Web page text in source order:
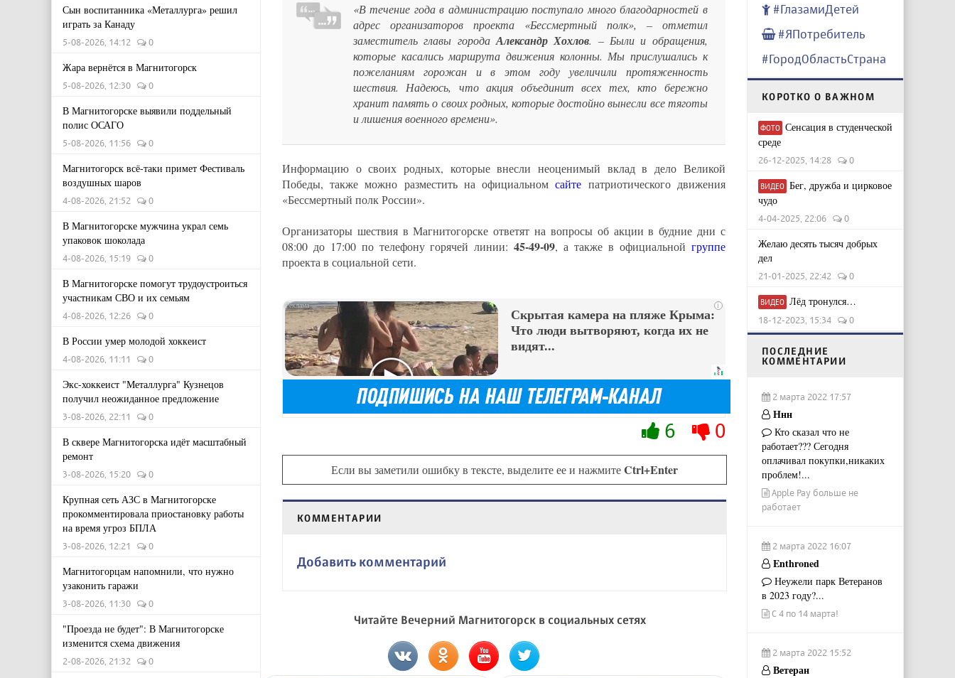
Сын воспитанника «Металлурга» решил
играть за Канаду
5-08-2026, 14:12 0
Жара вернётся в Магнитогорск
5-08-2026, 12:30 0
В Магнитогорске выявили поддельный
полис ОСАГО
5-08-2026, 11:56 0
Магнитогорск всё-таки примет Фестиваль
воздушных шаров
4-08-2026, 21:52 0
В Магнитогорске мужчина украл семь
упаковок шоколада
4-08-2026, 15:19 0
В Магнитогорске помогут трудоустроиться
участникам СВО и их семьям
4-08-2026, 12:26 0
В России умер молодой хоккеист
4-08-2026, 11:11 0
Экс-хоккеист "Металлурга" Кузнецов
получил неожиданное предложение
3-08-2026, 22:11 0
В сквере Магнитогорска идёт масштабный
ремонт
3-08-2026, 15:20 0
Крупная сеть АЗС в Магнитогорске
прокомментировала приостановку работы
на время угроз БПЛА
3-08-2026, 12:21 0
Магнитогорцам напомнили, что нужно
узаконить гаражи
3-08-2026, 11:30 0
"Проезда не будет": В Магнитогорске
изменится схема движения
2-08-2026, 21:32 0
«В течение года в администрацию поступало много благодарностей в
адрес организаторов проекта «Бессмертный полк», – отметил
заместитель главы городаАлександр Хохлов. – Были и обращения,
которые касались маршрута движения колонны. Мы прислушались к
пожеланиям горожан и в этом году увеличили протяженность
шествия. Надеюсь, что акция объединит всех тех, кто бережно
хранит память о своих родных, которые достойно вынесли все тяготы
и лишения военного времени».
Информацию о своих родных, которые внесли неоценимый вклад в дело Великой
Победы, также можно разместить на официальномсайте патриотического движения
«Бессмертный полк России».
Организаторы шествия в Магнитогорске ответят на вопросы об акции в будние дни с
08:00 до 17:00 по телефону горячей линии:45-49-09, а также в официальной группе
проекта в социальной сети.
i
Скрытая камера на пляже Крыма:
Что люди вытворяют, когда их не
видят...
6 0
Если вы заметили ошибку в тексте, выделите ее и нажмитеCtrl+Enter
КОММЕНТАРИИ
Добавить комментарий
Читайте Вечерний Магнитогорск в социальных сетях
#ГлазамиДетей
#ЯПотребитель
#ГородОбластьСтрана
КОРОТКО О ВАЖНОМ
ФОТО Сенсация в студенческой
среде
26-12-2025, 14:28 0
ВИДЕО Бег, дружба и цирковое
чудо
4-04-2025, 22:06 0
Желаю десять тысяч добрых
дел
21-01-2025, 22:42 0
ВИДЕО Лёд тронулся…
18-12-2023, 15:34 0
ПОСЛЕДНИЕ
КОММЕНТАРИИ
2 марта 2022 17:57
Ннн
Кто сказал что не
работает??? Сегодня
оплачивал покупки,никаких
проблем!...
Apple Pay больше не
работает
2 марта 2022 16:07
Enthroned
Неужели парк Ветеранов
в 2023 году?...
С 4 по 14 марта!
2 марта 2022 15:52
Ветеран